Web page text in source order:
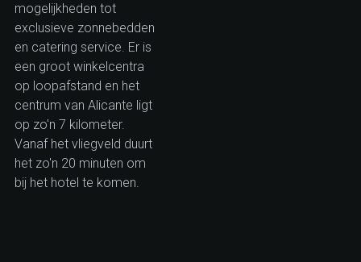
mogelijkheden tot
exclusieve zonnebedden
en catering service. Er is
een groot winkelcentra
op loopafstand en het
centrum van Alicante ligt
op zo'n 7 kilometer.
Vanaf het vliegveld duurt
het zo'n 20 minuten om
bij het hotel te komen.